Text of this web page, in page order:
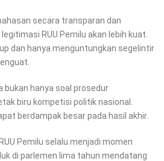
secara transparan dan
RUU Pemilu akan lebih kuat.
dan hanya menguntungkan segelintir
bukan hanya soal prosedur
biru kompetisi politik nasional.
berdampak besar pada hasil akhir.
Pemilu selalu menjadi momen
di parlemen lima tahun mendatang